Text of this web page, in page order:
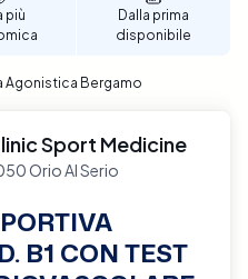
più
Dalla prima
disponibile
Agonistica Bergamo
Sport Medicine
Orio Al Serio
B1 CON TEST